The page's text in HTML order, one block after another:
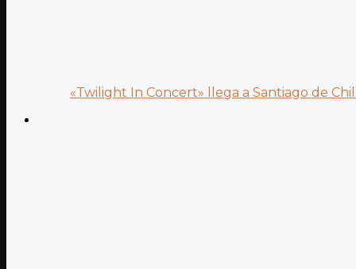
«Twilight In Concert» llega a Santiago de